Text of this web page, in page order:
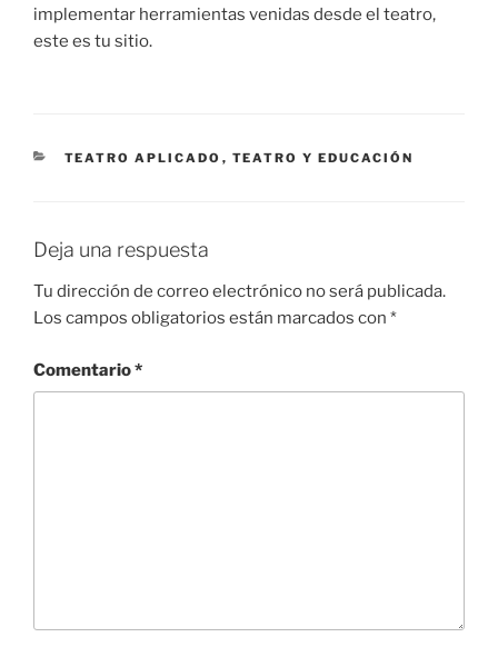
implementar herramientas venidas desde el teatro,
este es tu sitio.
TEATRO APLICADO , TEATRO Y EDUCACIÓN
Deja una respuesta
Tu dirección de correo electrónico no será publicada.
Los campos obligatorios están marcados con *
Comentario*